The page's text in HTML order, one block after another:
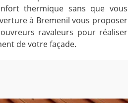
thermique sans que vous
à Bremenil vous proposer
ravaleurs pour réaliser
de votre façade.